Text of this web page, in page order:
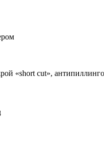
«short cut»,